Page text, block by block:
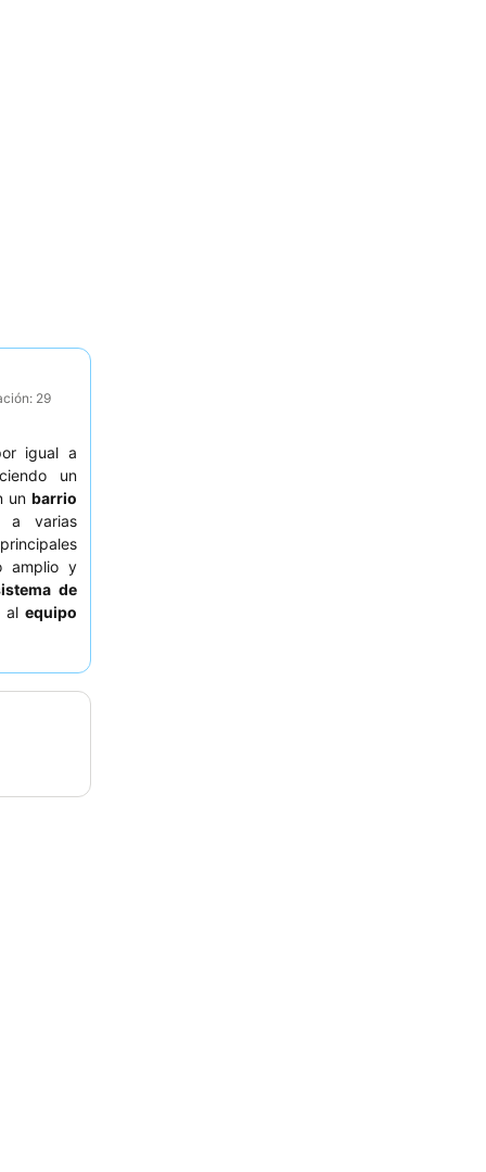
29
igual a
un
un barrio
a varias
amplio y
de
al equipo